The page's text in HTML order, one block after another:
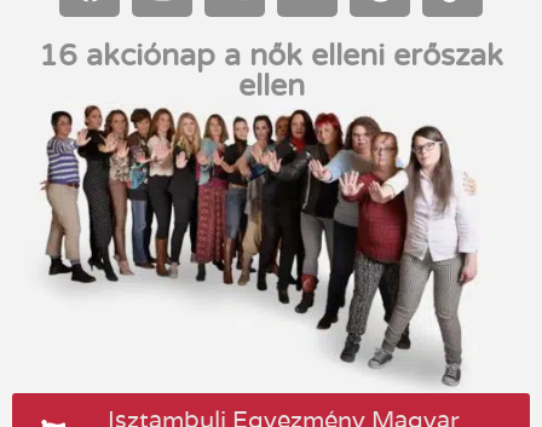
16 akciónap a nők elleni erőszak
ellen
Isztambuli Egyezmény Magyar